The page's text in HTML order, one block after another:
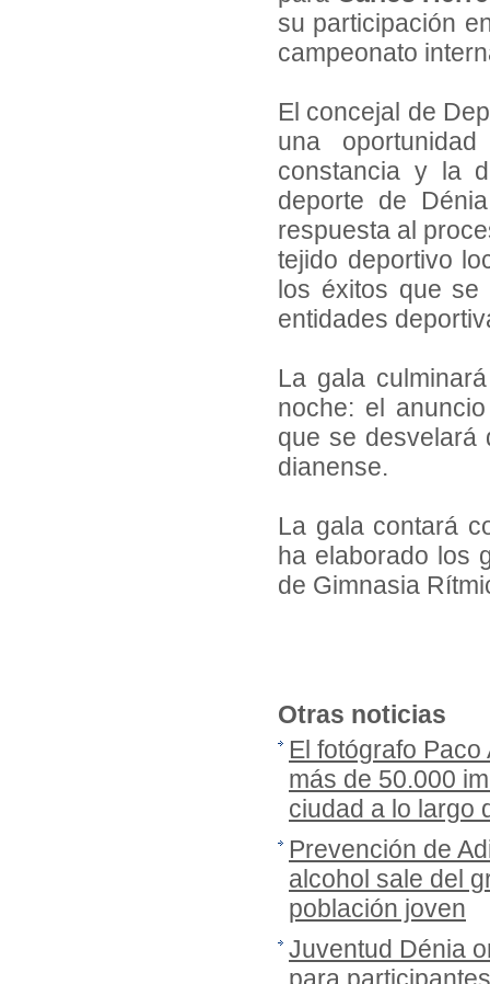
su participación
campeonato
El concejal de
una
constancia y la
deporte de
respuesta al
tejido deportivo
los éxitos que
entidades
La gala
noche: el
que se desvelará
dianense.
La gala contará
ha elaborado los
de Gimnasia
Otras noticias
El fotógrafo
más de 50.000
ciudad a lo largo
Prevención de
alcohol sale del
población joven
Juventud Dénia